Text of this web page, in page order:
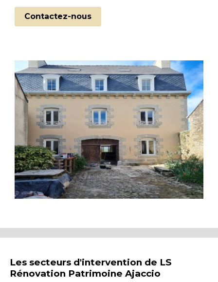
Contactez-nous
Les secteurs d'intervention de LS
Rénovation Patrimoine Ajaccio